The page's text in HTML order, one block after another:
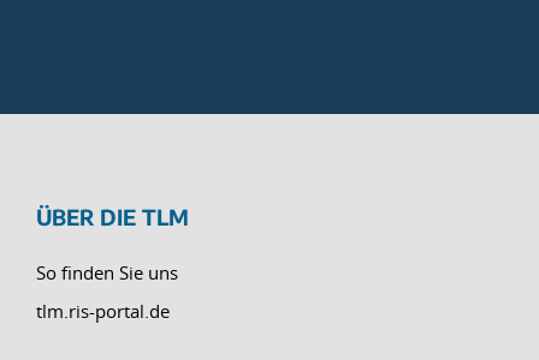
ÜBER DIE TLM
So finden Sie uns
tlm.ris-portal.de